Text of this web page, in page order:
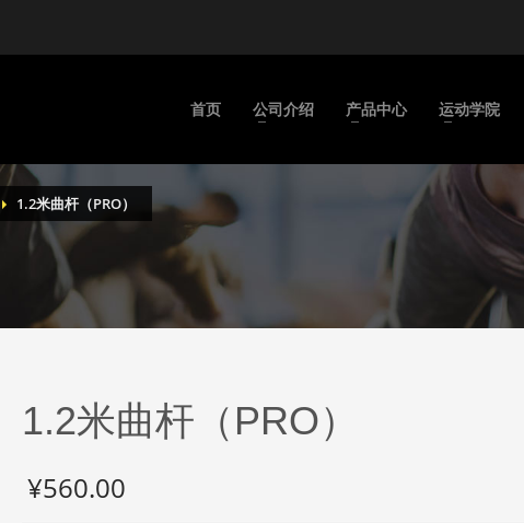
首页 公司介绍 产品中心 运动学院
1.2米曲杆（PRO）
1.2米曲杆（PRO）
¥560.00